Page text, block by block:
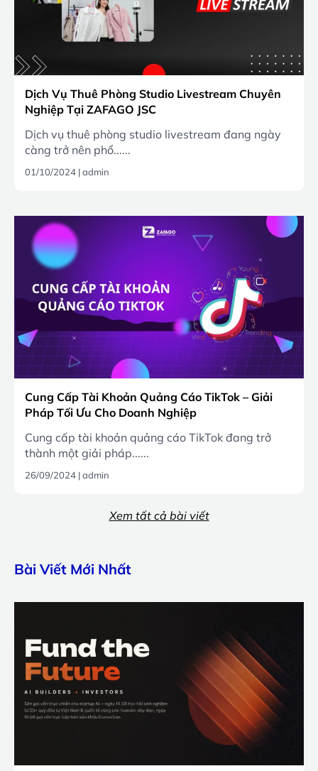
Dịch Vụ Thuê Phòng Studio Livestream Chuyên
Nghiệp Tại ZAFAGO JSC
Dịch vụ thuê phòng studio livestream đang ngày
càng trở nên phổ......
01/10/2024 |admin
Cung Cấp Tài Khoản Quảng Cáo TikTok – Giải
Pháp Tối Ưu Cho Doanh Nghiệp
Cung cấp tài khoản quảng cáo TikTok đang trở
thành một giải pháp......
26/09/2024 |admin
Xem tất cả bài viết
Bài Viết Mới Nhất